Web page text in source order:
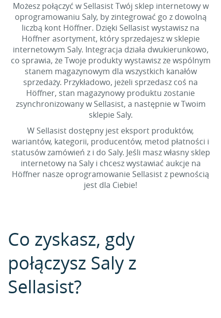
Możesz połączyć w Sellasist Twój sklep internetowy w
oprogramowaniu Saly, by zintegrować go z dowolną
liczbą kont Höffner. Dzięki Sellasist wystawisz na
Höffner asortyment, który sprzedajesz w sklepie
internetowym Saly. Integracja działa dwukierunkowo,
co sprawia, że Twoje produkty wystawisz ze wspólnym
stanem magazynowym dla wszystkich kanałów
sprzedaży. Przykładowo, jeżeli sprzedasz coś na
Höffner, stan magazynowy produktu zostanie
zsynchronizowany w Sellasist, a następnie w Twoim
sklepie Saly.
W Sellasist dostępny jest eksport produktów,
wariantów, kategorii, producentów, metod płatności i
statusów zamówień z i do Saly. Jeśli masz własny sklep
internetowy na Saly i chcesz wystawiać aukcje na
Höffner nasze oprogramowanie Sellasist z pewnością
jest dla Ciebie!
Co zyskasz, gdy
połączysz Saly z
Sellasist?